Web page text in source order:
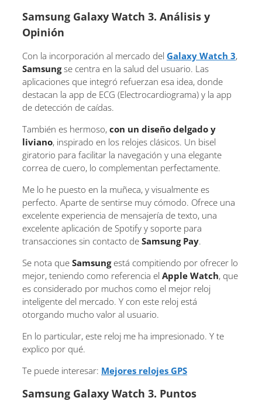
Samsung Galaxy Watch 3. Análisis y
Opinión
Con la incorporación al mercado del Galaxy Watch 3,
Samsungse centra en la salud del usuario. Las
aplicaciones que integró refuerzan esa idea, donde
destacan la app de ECG (Electrocardiograma) y la app
de detección de caídas.
También es hermoso, con un diseño delgado y
liviano, inspirado en los relojes clásicos. Un bisel
giratorio para facilitar la navegación y una elegante
correa de cuero, lo complementan perfectamente.
Me lo he puesto en la muñeca, y visualmente es
perfecto. Aparte de sentirse muy cómodo. Ofrece una
excelente experiencia de mensajería de texto, una
excelente aplicación de Spotify y soporte para
transacciones sin contacto de Samsung Pay.
Se nota que Samsung está compitiendo por ofrecer lo
mejor, teniendo como referencia el Apple Watch, que
es considerado por muchos como el mejor reloj
inteligente del mercado. Y con este reloj está
otorgando mucho valor al usuario.
En lo particular, este reloj me ha impresionado. Y te
explico por qué.
Te puede interesar: Mejores relojes GPS
Samsung Galaxy Watch 3. Puntos